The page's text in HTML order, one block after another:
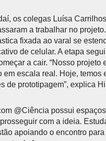
os colegas Luísa
a trabalhar no
fixada ao varal se
de celular. A etapa
a cair. “Nosso
em escala real. Hoje,
de prototipagem”, explica
@Ciência possui
com a ideia.
apoiando o encontro